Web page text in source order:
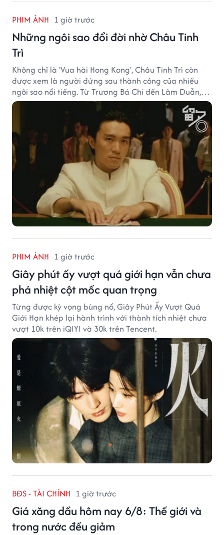
PHIM ẢNH 1 giờ trước
Những ngôi sao đổi đời nhờ Châu Tinh
Trì
Không chỉ là 'Vua hài Hong Kong', Châu Tinh Trì còn
được xem là người đứng sau thành công của nhiều
ngôi sao nổi tiếng. Từ Trương Bá Chi đến Lâm Duẫn,
không ít diễn viên đã bước sang trang mới trong sự
nghiệp nhờ cơ hội từ Châu Tinh Trì.
PHIM ẢNH 1 giờ trước
Giây phút ấy vượt quá giới hạn vẫn chưa
phá nhiệt cột mốc quan trọng
Từng được kỳ vọng bùng nổ, Giây Phút Ấy Vượt Quá
Giới Hạn khép lại hành trình với thành tích nhiệt chưa
vượt 10k trên iQIYI và 30k trên Tencent.
BĐS - TÀI CHÍNH 1 giờ trước
Giá xăng dầu hôm nay 6/8: Thế giới và
trong nước đều giảm